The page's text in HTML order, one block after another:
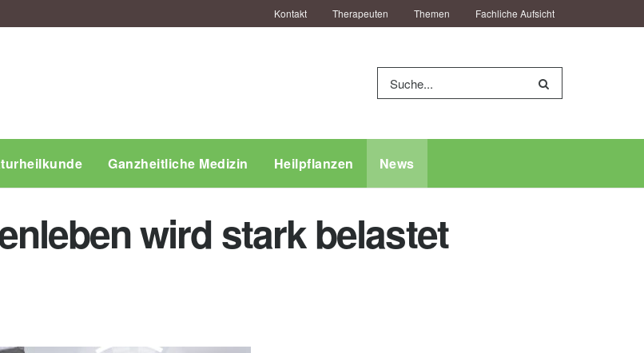
Kontakt Therapeuten Themen Fachliche Aufsicht
Ganzheitliche Medizin Heilpflanzen News
wird stark belastet